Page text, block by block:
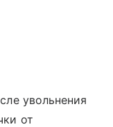
увольнения
от